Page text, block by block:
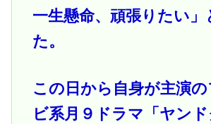
一生懸命、頑張りたい」
た。
この日から自身が主演
ビ系月９ドラマ「ヤン